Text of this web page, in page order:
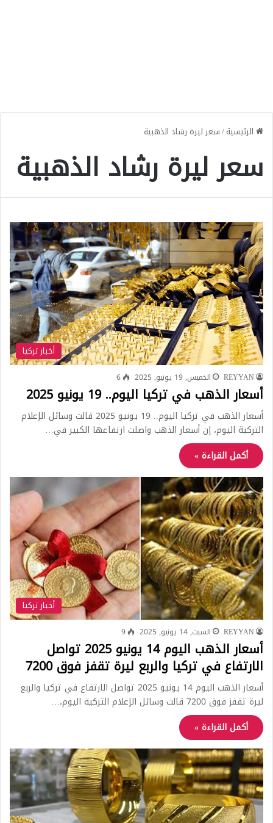
الرئيسية/سعر ليرة رشاد الذهبية
سعر ليرة رشاد الذهبية
أخبار تركيا
REYYAN الخميس, 19 يونيو, 2025 6
أسعار الذهب في تركيا اليوم.. 19 يونيو 2025
أسعار الذهب في تركيا اليوم.. 19 يونيو 2025 قالت وسائل الإعلام
التركية اليوم، إن أسعار الذهب واصلت ارتفاعها الكبير في…
أكمل القراءة »
أخبار تركيا
REYYAN السبت, 14 يونيو, 2025 9
أسعار الذهب اليوم 14 يونيو 2025 تواصل
الارتفاع في تركيا والربع ليرة تقفز فوق 7200
أسعار الذهب اليوم 14 يونيو 2025 تواصل الارتفاع في تركيا والربع
ليرة تقفز فوق 7200 قالت وسائل الإعلام التركية اليوم،…
أكمل القراءة »